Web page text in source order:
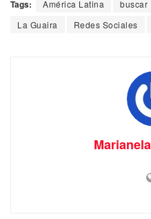
Tags: América Latina buscar
La Guaira
Redes Sociales